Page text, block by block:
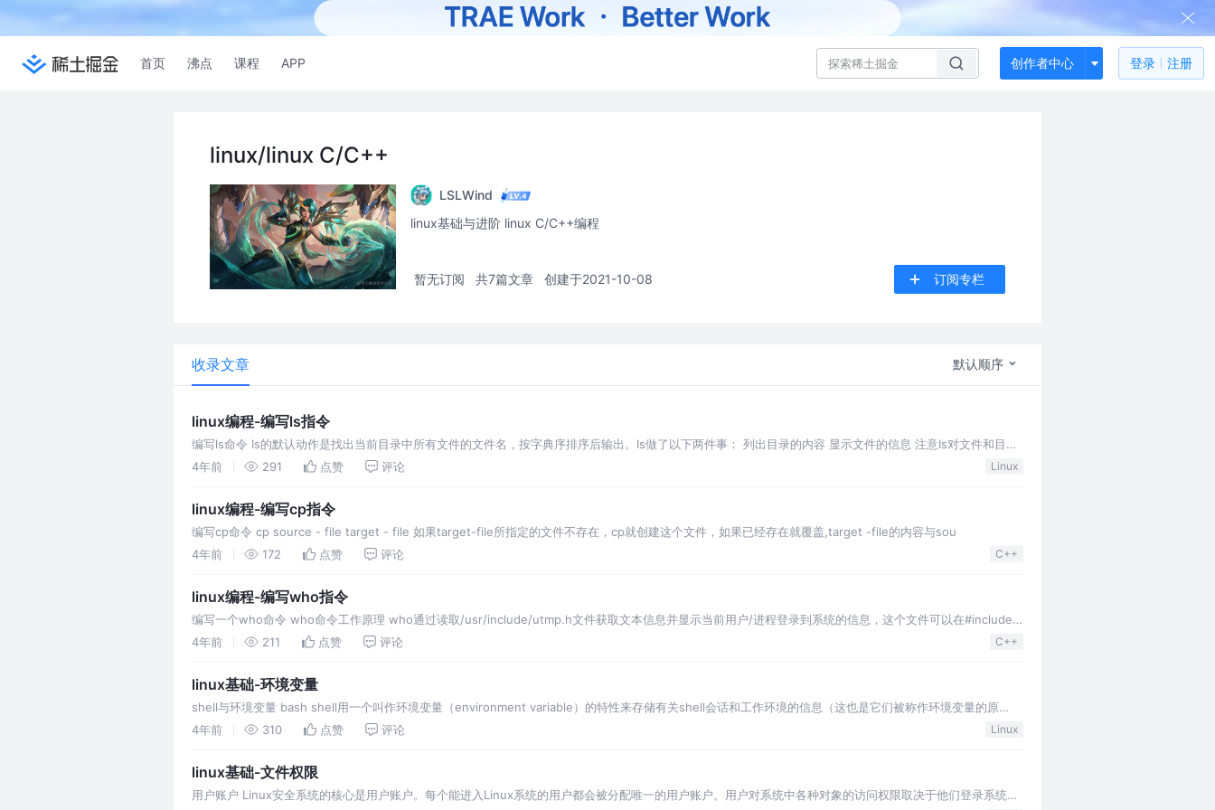
首页 沸点 课程 APP 创作者中心 登录 注册
linux/linux C/C++
LSLWind
linux基础与进阶 linux C/C++编程
暂无订阅 共7篇文章 创建于2021-10-08 订阅专栏
收录文章 默认顺序
linux编程-编写ls指令
编写ls命令 Is的默认动作是找出当前目录中所有文件的文件名，按字典序排序后输出。Is做了以下两件事： 列出目录的内容 显示文件的信息 注意Is对文件和目录
所做的操作是不同的。Is能判定参数指定的是文
4年前 291 点赞 评论 Linux
linux编程-编写cp指令
编写cp命令 cp source - file target - file 如果target-file所指定的文件不存在，cp就创建这个文件，如果已经存在就覆盖,target -file的内容与sou
4年前
172 点赞 评论 C++
linux编程-编写who指令
编写一个who命令 who命令工作原理 who通过读取/usr/include/utmp.h文件获取文本信息并显示当前用户/进程登录到系统的信息，这个文件可以在#include
<utmp.h>中找到
4年前 211 点赞 评论 C++
linux基础-环境变量
shell与环境变量 bash shell用一个叫作环境变量（environment variable）的特性来存储有关shell会话和工作环境的信息（这也是它们被称作环境变量的原
因）。这项特性允许你
4年前 310 点赞 评论 Linux
linux基础-文件权限
用户账户 Linux安全系统的核心是用户账户。每个能进入Linux系统的用户都会被分配唯一的用户账户。用户对系统中各种对象的访问权限取决于他们登录系统时